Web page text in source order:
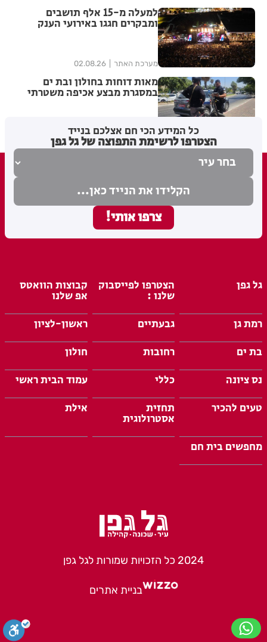
למעלה מ-15 אלף תושבים
ומבקרים חגגו באירועי הענק
מערכת האתר 02.08.26
מאות דוחות בחולון ובת ים
במסגרת מבצע אכיפה משטרתי
מערכת האתר 02.08.26
כל המידע הכי חם אצלכם בנייד
הצטרפו לרשימת התפוצה של גל גפן
גל גפן הצטרפו לפייסבוק
שלנו :
קבוצות הוואטס
אפ שלנו
רמת גן
גבעתיים
ראשון-לציון
בת ים
רחובות
חולון
נס ציונה
כללי
עמוד הבית ראשי
טעים להכיר
תחזית
אסטרולוגית
אילת
מחפשים בית חם
2024 כל הזכויות שמורות לגל גפן
בניית אתרים